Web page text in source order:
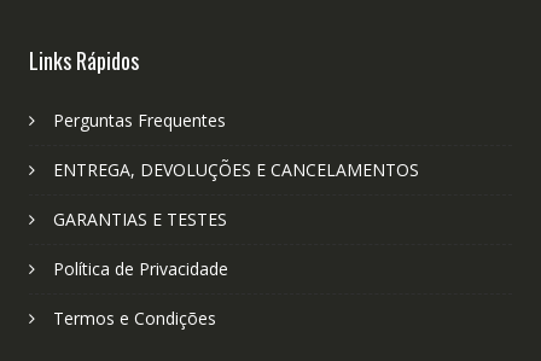
Links Rápidos
Perguntas Frequentes
ENTREGA, DEVOLUÇÕES E CANCELAMENTOS
GARANTIAS E TESTES
Política de Privacidade
Termos e Condições